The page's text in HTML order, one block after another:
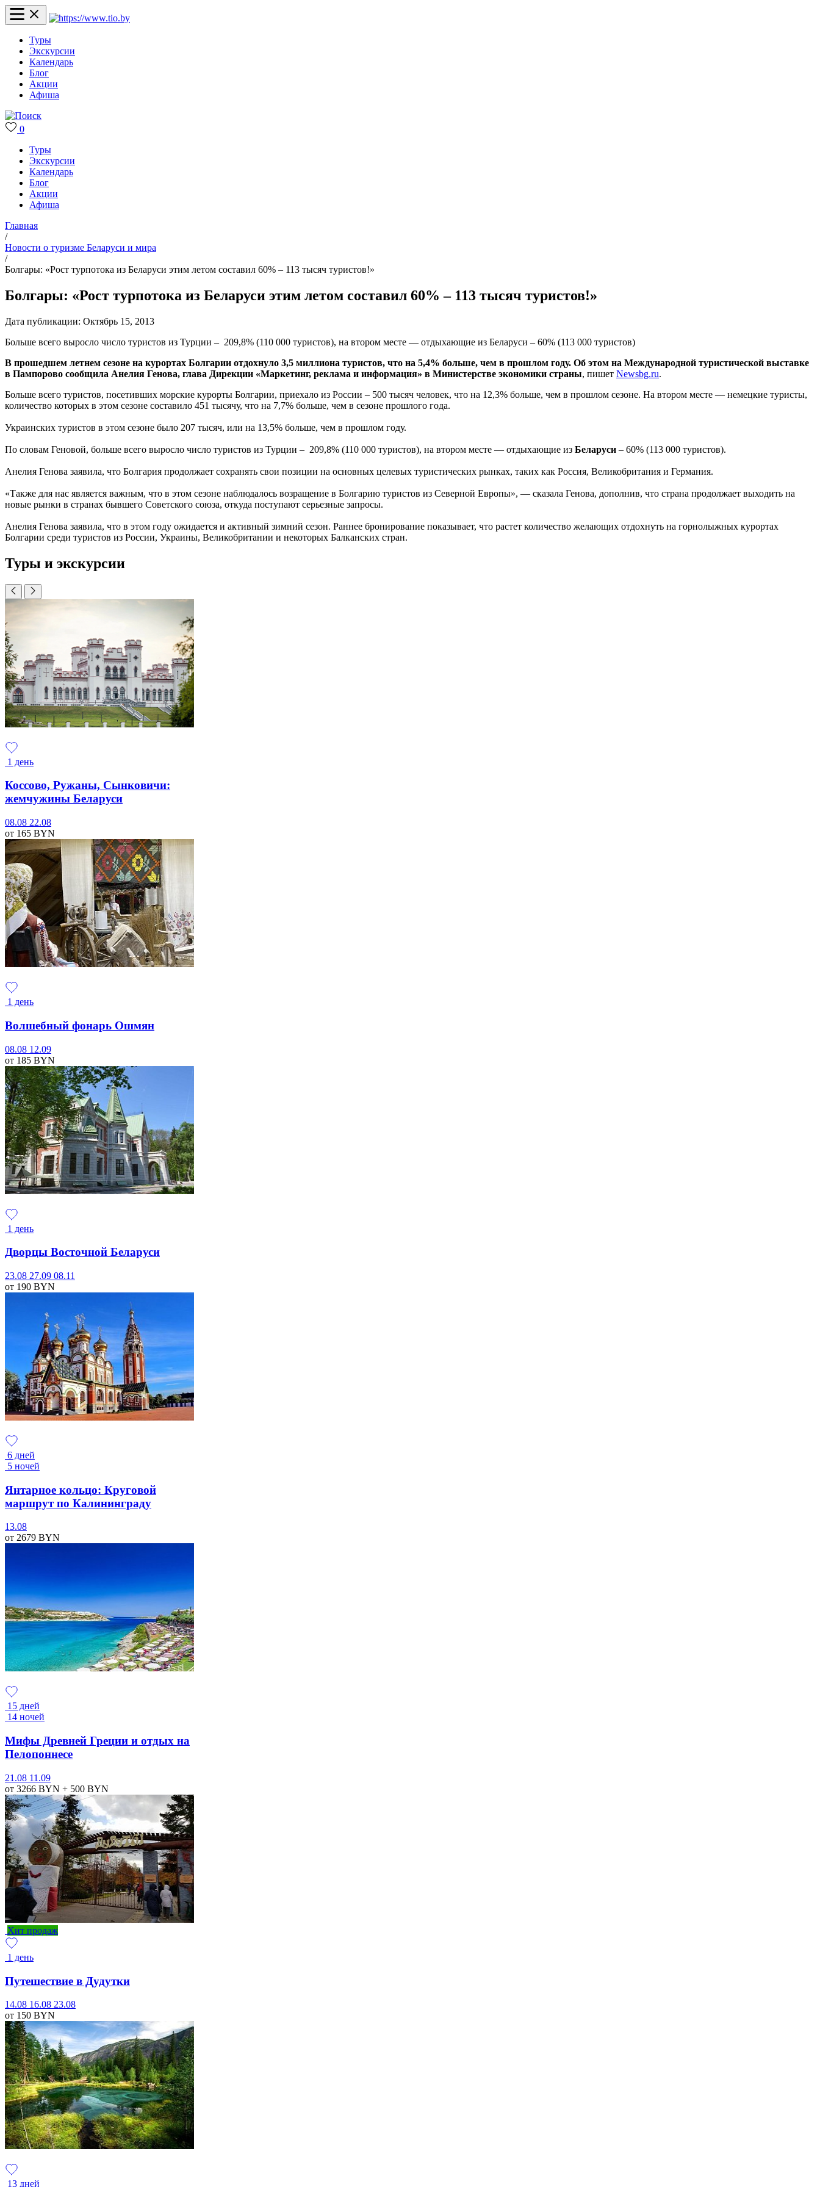
Туры
Экскурсии
Календарь
Блог
Акции
Афиша
0
Туры
Экскурсии
Календарь
Блог
Акции
Афиша
Главная
/
Новости о туризме Беларуси и мира
/
Болгары: «Рост турпотока из Беларуси этим летом составил 60% – 113 тысяч туристов!»
Болгары: «Рост турпотока из Беларуси этим летом составил 60% – 113 тысяч туристов!»
Дата публикации: Октябрь 15, 2013
Больше всего выросло число туристов из Турции – 209,8% (110 000 туристов), на втором месте — отдыхающие из Беларуси – 60% (113 000 туристов)
В прошедшем летнем сезоне на курортах Болгарии отдохнуло 3,5 миллиона туристов, что на 5,4% больше, чем в прошлом году. Об этом на Международной туристической выставке
в Пампорово сообщила Анелия Генова, глава Дирекции «Маркетинг, реклама и информация» в Министерстве экономики страны, пишет Newsbg.ru.
Больше всего туристов, посетивших морские курорты Болгарии, приехало из России – 500 тысяч человек, что на 12,3% больше, чем в прошлом сезоне. На втором месте — немецкие туристы,
количество которых в этом сезоне составило 451 тысячу, что на 7,7% больше, чем в сезоне прошлого года.
Украинских туристов в этом сезоне было 207 тысяч, или на 13,5% больше, чем в прошлом году.
По словам Геновой, больше всего выросло число туристов из Турции – 209,8% (110 000 туристов), на втором месте — отдыхающие из Беларуси – 60% (113 000 туристов).
Анелия Генова заявила, что Болгария продолжает сохранять свои позиции на основных целевых туристических рынках, таких как Россия, Великобритания и Германия.
«Также для нас является важным, что в этом сезоне наблюдалось возращение в Болгарию туристов из Северной Европы», — сказала Генова, дополнив, что страна продолжает выходить на
новые рынки в странах бывшего Советского союза, откуда поступают серьезные запросы.
Анелия Генова заявила, что в этом году ожидается и активный зимний сезон. Раннее бронирование показывает, что растет количество желающих отдохнуть на горнолыжных курортах
Болгарии среди туристов из России, Украины, Великобритании и некоторых Балканских стран.
Туры и экскурсии
1 день
Коссово, Ружаны, Сынковичи:
жемчужины Беларуси
08.08 22.08
от 165 BYN
1 день
Волшебный фонарь Ошмян
08.08 12.09
от 185 BYN
1 день
Дворцы Восточной Беларуси
23.08 27.09 08.11
от 190 BYN
6 дней
5 ночей
Янтарное кольцо: Круговой
маршрут по Калининграду
13.08
от 2679 BYN
15 дней
14 ночей
Мифы Древней Греции и отдых на
Пелопоннесе
21.08 11.09
от 3266 BYN + 500 BYN
Хит продаж
1 день
Путешествие в Дудутки
14.08 16.08 23.08
от 150 BYN
13 дней